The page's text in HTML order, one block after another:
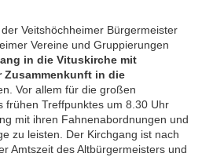
Veitshöchheimer Bürgermeister
Vereine und Gruppierungen
in die Vituskirche mit
in die
Vor allem für die großen
frühen Treffpunktes um 8.30 Uhr
mit ihren Fahnenabordnungen und
zu leisten. Der Kirchgang ist nach
Amtszeit des Altbürgermeisters und